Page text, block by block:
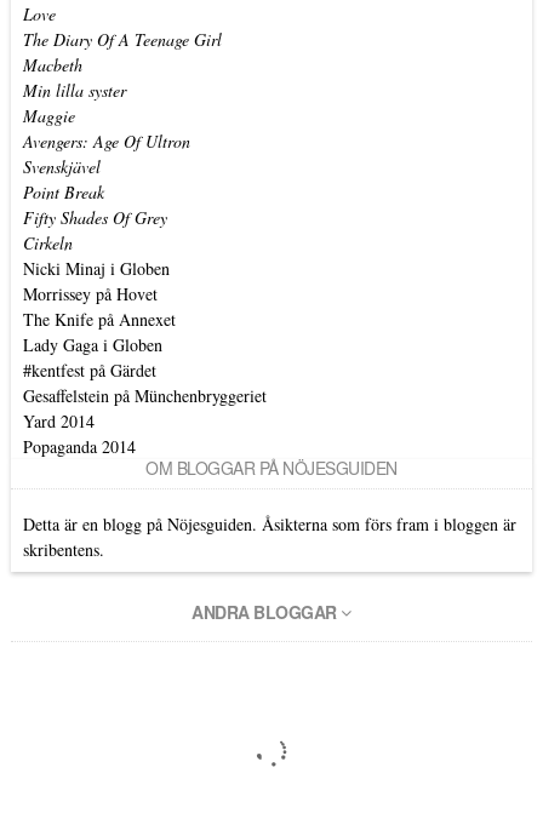
Love
The Diary Of A Teenage Girl
Macbeth
Min lilla syster
Maggie
Avengers: Age Of Ultron
Svenskjävel
Point Break
Fifty Shades Of Grey
Cirkeln
Nicki Minaj i Globen
Morrissey på Hovet
The Knife på Annexet
Lady Gaga i Globen
#kentfest på Gärdet
Gesaffelstein på Münchenbryggeriet
Yard 2014
Popaganda 2014
OM BLOGGAR PÅ NÖJESGUIDEN
Detta är en blogg på Nöjesguiden. Åsikterna som förs fram i bloggen är
skribentens.
ANDRA BLOGGAR